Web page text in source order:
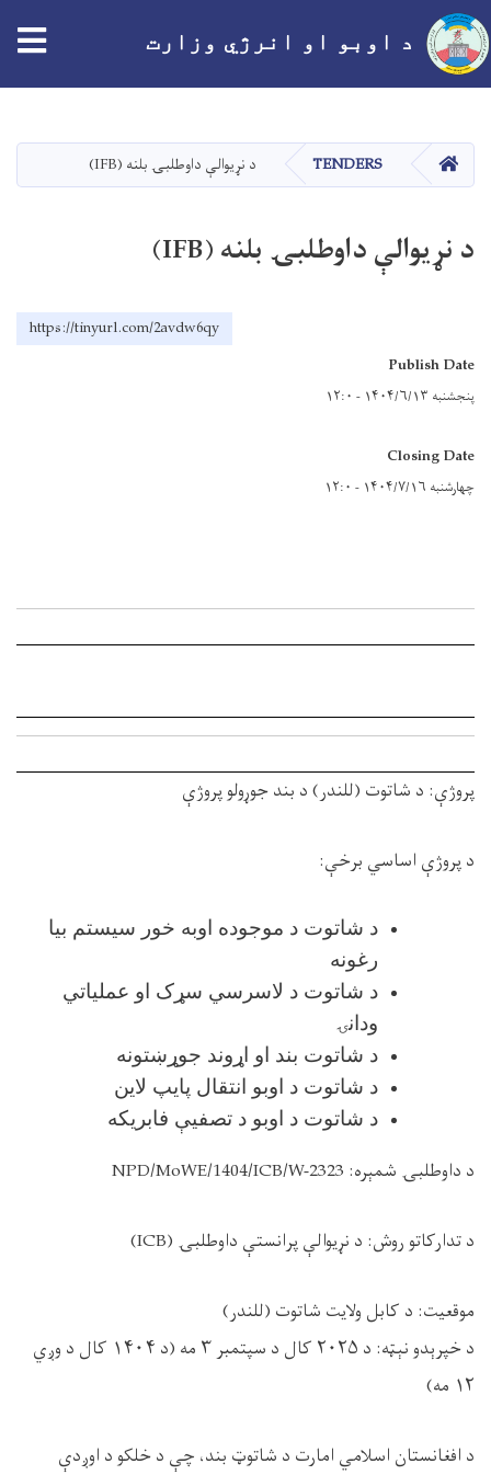
دانګل
د اوبو او انرژي وزارت
کور TENDERS د نړيوالې داوطلبۍ بلنه (IFB)
د نړيوالې داوطلبۍ بلنه (IFB)
https://tinyurl.com/2avdw6qy
Publish Date
پنجشنبه ۱۴۰۴/۶/۱۳ - ۱۲:۰
Closing Date
چهارشنبه ۱۴۰۴/۷/۱۶ - ۱۲:۰
پروژې: د شاتوت (للندر) د بند جوړولو پروژې
د پروژې اساسي برخې:
د شاتوت د موجوده اوبه خور سيستم بیا
رغونه
د شاتوت د لاسرسي سړک او عملیاتي
ودانۍ
د شاتوت بند او اړوند جوړښتونه
د شاتوت د اوبو انتقال پایپ لاین
د شاتوت د اوبو د تصفیې فابریکه
د داوطلبۍ شمېره: NPD/MoWE/1404/ICB/W-2323
د تدارکاتوروش: د نړیوالې پرانستې داوطلبۍ (ICB
)
موقعیت: د کابل ولایت شاتوت (للندر)
د خپرېدو نېټه: د ۲۰۲۵ کال د سپتمبر ۳ مه (د ۱۴۰۴ کال د وږي
۱۲ مه)
د افغانستان اسلامي امارت د شاتوټ بند، چې د خلکو د اوږدې